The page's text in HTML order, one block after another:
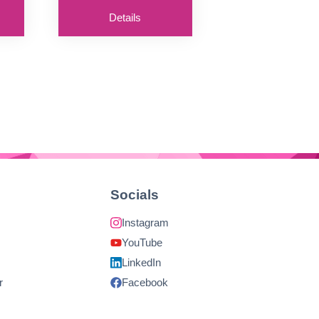
Details
Socials
Instagram
YouTube
LinkedIn
Facebook